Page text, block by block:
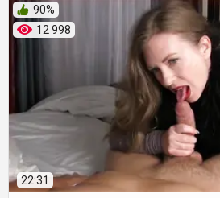
12 998
90%
22:31